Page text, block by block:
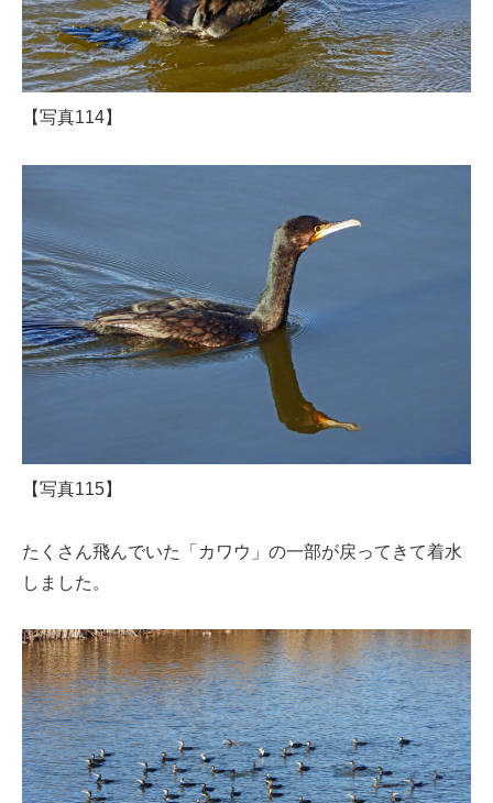
【写真114】
【写真115】
たくさん飛んでいた「カワウ」の一部が戻ってきて着水
しました。